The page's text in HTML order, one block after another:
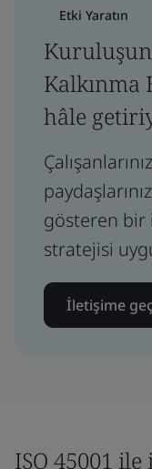
Etki Yaratın
hâle
gösteren bir
stratejisi
İletişime
ISO 45001